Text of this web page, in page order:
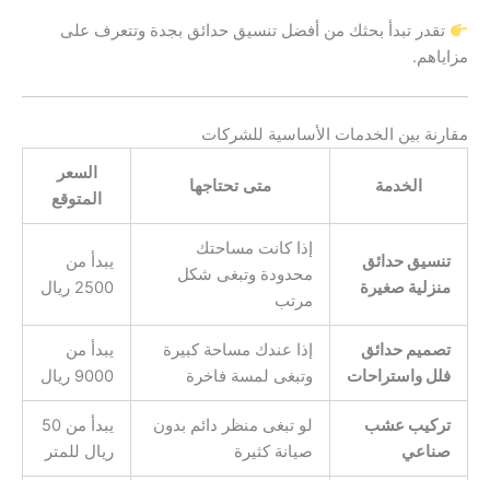
تقدر تبدأ بحثك من أفضل تنسيق حدائق بجدة وتتعرف على
مزاياهم.
مقارنة بين الخدمات الأساسية للشركات
الخدمة متى تحتاجها
السعر
المتوقع
تنسيق حدائق
منزلية صغيرة
إذا كانت مساحتك
محدودة وتبغى شكل
مرتب
يبدأ من
2500 ريال
تصميم حدائق
فلل واستراحات
إذا عندك مساحة كبيرة
وتبغى لمسة فاخرة
يبدأ من
9000 ريال
تركيب عشب
صناعي
لو تبغى منظر دائم بدون
صيانة كثيرة
يبدأ من 50
ريال للمتر